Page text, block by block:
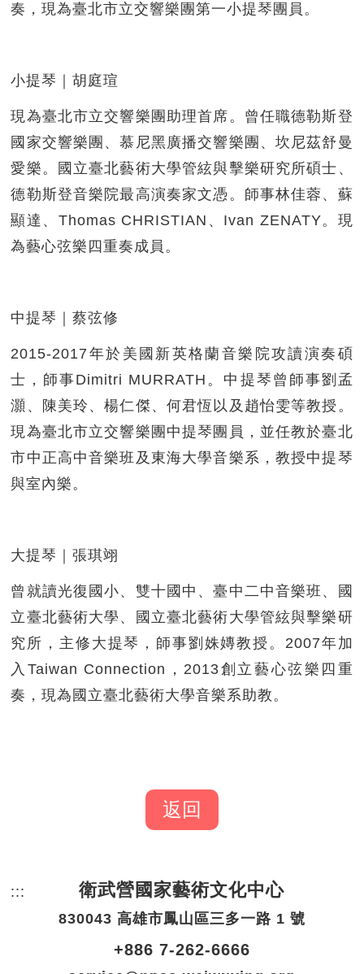
奏，現為臺北市立交響樂團第一小提琴團員。
小提琴｜胡庭瑄
現為臺北市立交響樂團助理首席。曾任職德勒斯登
國家交響樂團、慕尼黑廣播交響樂團、坎尼茲舒曼
愛樂。國立臺北藝術大學管絃與擊樂研究所碩士、
德勒斯登音樂院最高演奏家文憑。師事林佳蓉、蘇
顯達、Thomas CHRISTIAN、Ivan ZENATY。現
為藝心弦樂四重奏成員。
中提琴｜蔡弦修
2015-2017年於美國新英格蘭音樂院攻讀演奏碩
士，師事Dimitri MURRATH。中提琴曾師事劉孟
灝、陳美玲、楊仁傑、何君恆以及趙怡雯等教授。
現為臺北市立交響樂團中提琴團員，並任教於臺北
市中正高中音樂班及東海大學音樂系，教授中提琴
與室內樂。
大提琴｜張琪翊
曾就讀光復國小、雙十國中、臺中二中音樂班、國
立臺北藝術大學、國立臺北藝術大學管絃與擊樂研
究所，主修大提琴，師事劉姝嫥教授。2007年加
入Taiwan Connection，2013創立藝心弦樂四重
奏，現為國立臺北藝術大學音樂系助教。
返回
::: 頁尾網站資訊。
衛武營國家藝術文化中心
830043 高雄市鳳山區三多一路 1 號
+886 7-262-6666